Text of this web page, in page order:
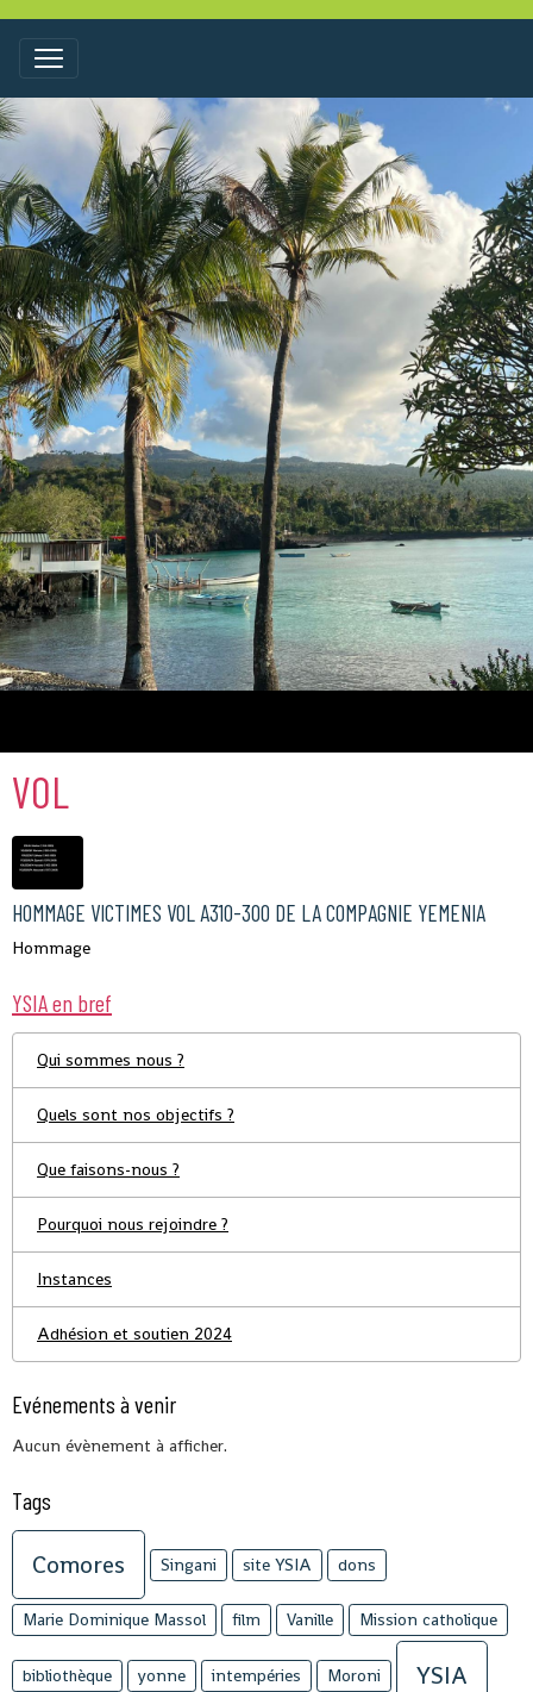
VOL
HOMMAGE VICTIMES VOL A310-300 DE LA COMPAGNIE YEMENIA
Hommage
YSIA en bref
Qui sommes nous ?
Quels sont nos objectifs ?
Que faisons-nous ?
Pourquoi nous rejoindre ?
Instances
Adhésion et soutien 2024
Evénements à venir
Aucun évènement à afficher.
Tags
Comores Singani site YSIA dons
Marie Dominique Massol film Vanille Mission catholique
bibliothèque yonne intempéries Moroni YSIA